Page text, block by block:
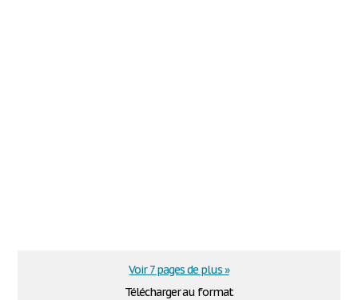
Télécharger au format
Voir 7 pages de plus »